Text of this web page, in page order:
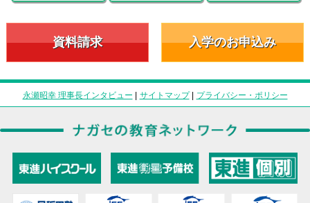
資料請求 入学のお申込み
永瀬昭幸 理事長インタビュー | サイトマップ| プライバシー・ポリシー